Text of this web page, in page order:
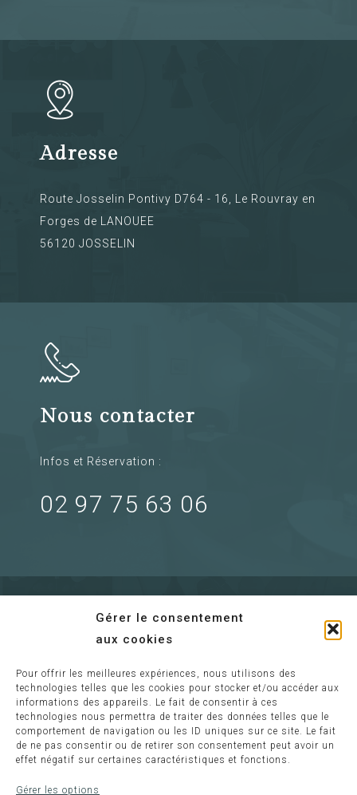
Gérer le consentement
aux cookies
Pour offrir les meilleures expériences, nous utilisons des
technologies telles que les cookies pour stocker et/ou accéder aux
informations des appareils. Le fait de consentir à ces
technologies nous permettra de traiter des données telles que le
comportement de navigation ou les ID uniques sur ce site. Le fait
de ne pas consentir ou de retirer son consentement peut avoir un
effet négatif sur certaines caractéristiques et fonctions.
Gérer les options
Adresse
Route Josselin Pontivy D764 - 16, Le Rouvray en
Forges de LANOUEE
56120 JOSSELIN
Nous contacter
Infos et Réservation :
02 97 75 63 06
Envoyer un mail
Information :
relaisdeloust@wanadoo.fr